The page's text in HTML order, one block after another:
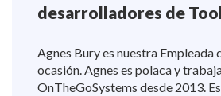
desarrolladores de
Agnes Bury es nuestra Empleada
ocasión. Agnes es polaca y
OnTheGoSystems desde 2013.